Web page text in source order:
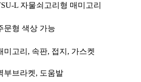
L 자물쇠고리형 매미고리
문형 색상 가능
미고리, 속판, 접지, 가스켓
부브라켓, 도움발